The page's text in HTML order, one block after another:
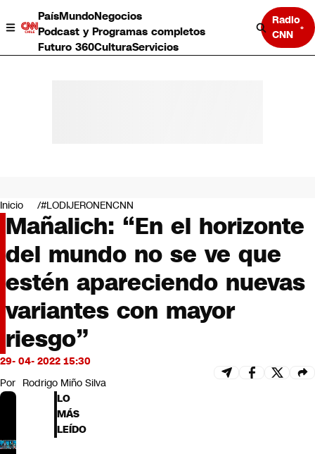
PaísMundoNegocios
Podcast y Programas completos
Futuro 360CulturaServicios
Radio
CNN
Negocios
Deportes
Programas completos
Cultura
Servicios
Bits
CNN tiempo
Futuro 360
Opinión
Inicio #LODIJERONENCNN
Mañalich: “En el horizonte
del mundo no se ve que
estén apareciendo nuevas
variantes con mayor
riesgo”
29- 04- 2022 15:30
Por Rodrigo Miño Silva
LO
MÁS
LEÍDO